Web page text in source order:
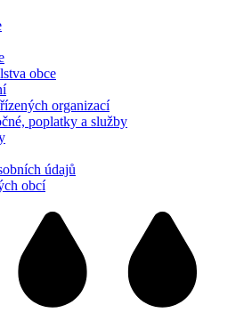
obce
organizací
poplatky a služby
údajů
obcí